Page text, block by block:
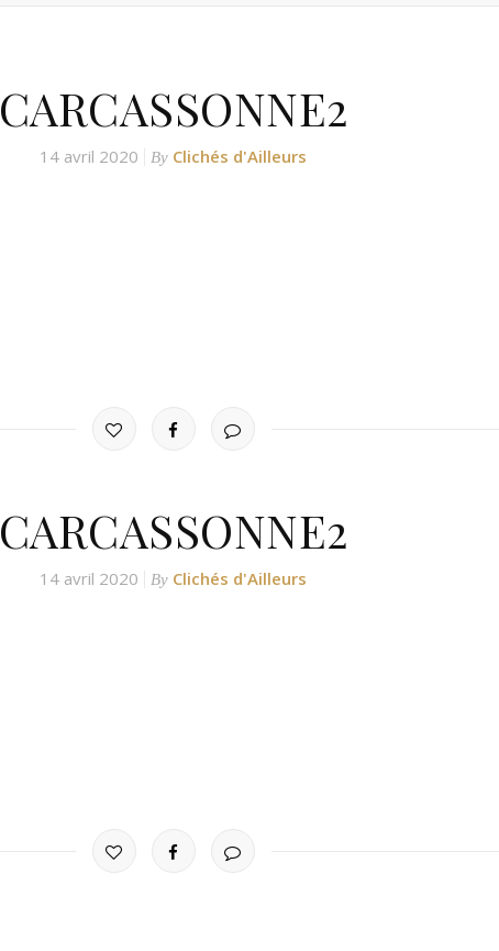
CARCASSONNE2
14 avril 2020 By Clichés d'Ailleurs
CARCASSONNE2
14 avril 2020 By Clichés d'Ailleurs